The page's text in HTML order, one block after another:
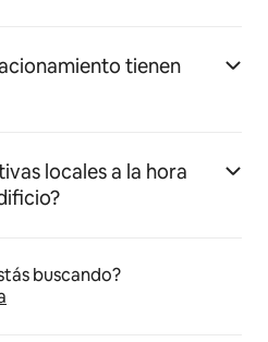
tienen
locales a la hora
buscando?